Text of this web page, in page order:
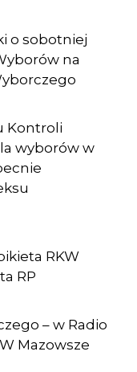
o sobotniej
na
Kontroli
wyborów w
RKW
RP
– w Radio
Mazowsze